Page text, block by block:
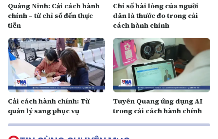
Quảng Ninh: Cải cách hành
chính – từ chỉ số đến thực
tiễn
Chỉ số hài lòng của người
dân là thước đo trong cải
cách hành chính
Cải cách hành chính: Từ
quản lý sang phục vụ
Tuyên Quang ứng dụng AI
trong cải cách hành chính